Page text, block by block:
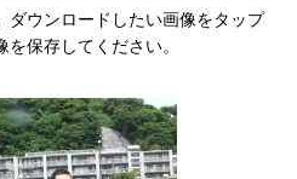
ダウンロードしたい画像をタップ
保存してください。